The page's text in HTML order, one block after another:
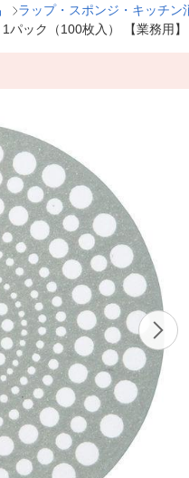
ラップ・スポンジ・キッチン
パック（100枚入） 【業務用